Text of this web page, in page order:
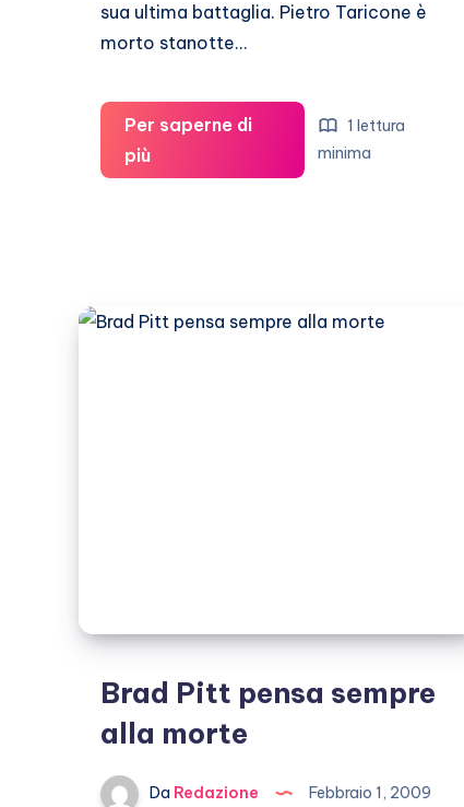
sua ultima battaglia. Pietro Taricone è
morto stanotte…
Per saperne di
piùE’
morto
1 lettura
minima
Brad Pitt pensa sempre
alla morte
Da Redazione Febbraio 1, 2009